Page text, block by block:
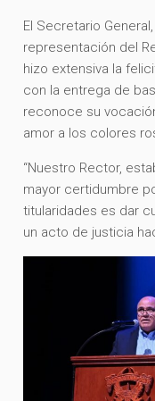
El Secretario
representación del
hizo extensiva la
con la entrega de
reconoce su
amor a los colores
“Nuestro Rector,
mayor certidumbre
titularidades es dar
un acto de justicia